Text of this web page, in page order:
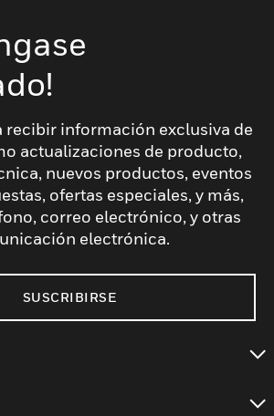
recibir información exclusiva de
actualizaciones de producto,
nuevos productos, eventos
ofertas especiales, y más,
correo electrónico, y otras
electrónica.
SUSCRIBIRSE